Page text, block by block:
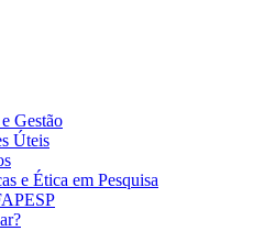
Gestão
Úteis
e Ética em Pesquisa